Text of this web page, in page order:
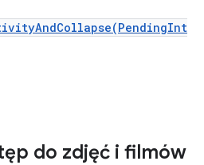
do zdjęć i filmów